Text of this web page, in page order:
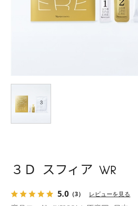
３Ｄ スフィア WR
5.0 （3） レビューを見る